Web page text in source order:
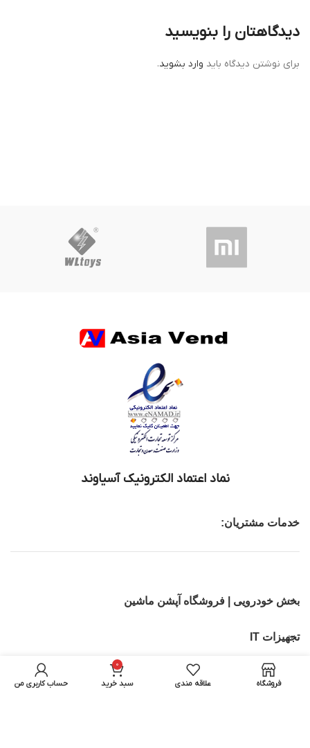
دیدگاهتان را بنویسید
برای نوشتن دیدگاه باید وارد بشوید.
نماد اعتماد الکترونیک آسیاوند
خدمات مشتریان:
بخش خودرویی | فروشگاه آپشن ماشین
تجهیزات IT
بخش اسباب بازی ماشین کنترلی | اسکوتر برقی
فروشگاه علاقه مندی
0
سبد خرید حساب کاربری من